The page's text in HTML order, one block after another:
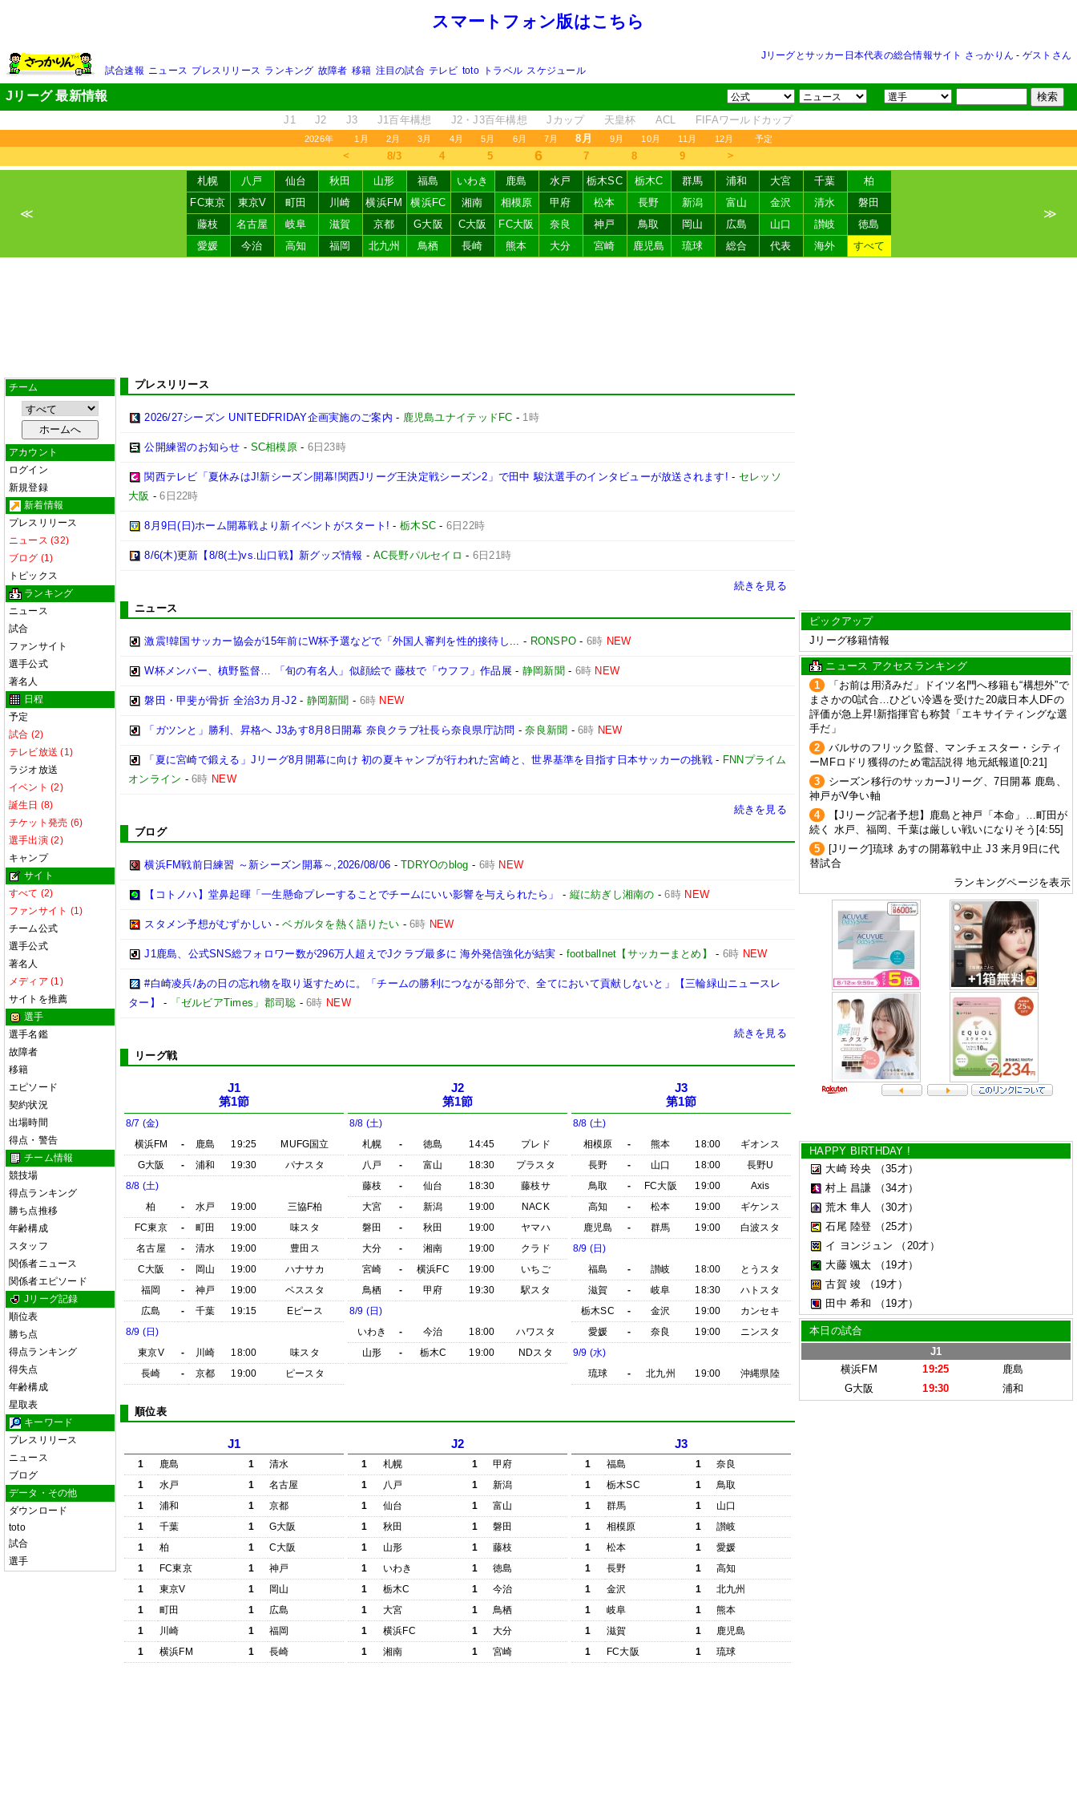
スマートフォン版はこちら
Jリーグとサッカー日本代表の総合情報サイト さっかりん - ゲストさん
試合速報 ニュース プレスリリース ランキング 故障者 移籍 注目の試合 テレビ toto トラベル スケジュール
Jリーグ 最新情報
J1 J2 J3 J1百年構想 J2・J3百年構想 Jカップ 天皇杯 ACL FIFAワールドカップ
2026年 1月 2月 3月 4月 5月 6月 7月 8月 9月 10月 11月 12月 予定
＜ 8/3 4 5 6 7 8 9 ＞
≪
札幌 八戸 仙台 秋田 山形 福島 いわき 鹿島 水戸 栃木SC 栃木C 群馬 浦和 大宮 千葉
柏
FC東京
東京V 町田 川崎 横浜FM 横浜FC 湘南 相模原 甲府 松本 長野 新潟 富山 金沢 清水
磐田
藤枝
名古屋 岐阜 滋賀 京都 G大阪 C大阪 FC大阪 奈良 神戸 鳥取 岡山 広島 山口 讃岐
徳島
愛媛
今治 高知 福岡 北九州 鳥栖 長崎 熊本 大分 宮崎 鹿児島 琉球 総合 代表 海外 すべて
≫
チーム
アカウント
ログイン
新規登録
新着情報
プレスリリース
ニュース (32)
ブログ (1)
トピックス
ランキング
ニュース
試合
ファンサイト
選手公式
著名人
日程
予定
試合 (2)
テレビ放送 (1)
ラジオ放送
イベント (2)
誕生日 (8)
チケット発売 (6)
選手出演 (2)
キャンプ
サイト
すべて (2)
ファンサイト (1)
チーム公式
選手公式
著名人
メディア (1)
サイトを推薦
選手
選手名鑑
故障者
移籍
エピソード
契約状況
出場時間
得点・警告
チーム情報
競技場
得点ランキング
勝ち点推移
年齢構成
スタッフ
関係者ニュース
関係者エピソード
Jリーグ記録
順位表
勝ち点
得点ランキング
得失点
年齢構成
星取表
キーワード
プレスリリース
ニュース
ブログ
データ・その他
ダウンロード
toto
試合
選手
プレスリリース
2026/27シーズン UNITEDFRIDAY企画実施のご案内 - 鹿児島ユナイテッドFC - 1時
公開練習のお知らせ - SC相模原- 6日23時
関西テレビ「夏休みはJ!新シーズン開幕!関西Jリーグ王決定戦シーズン2」で田中 駿汰選手のインタビューが放送されます! - セレッソ
大阪 -6日22時
8月9日(日)ホーム開幕戦より新イベントがスタート! -栃木SC - 6日22時
8/6(木)更新【8/8(土)vs.山口戦】新グッズ情報 - AC長野パルセイロ - 6日21時
続きを見る
ニュース
激震!韓国サッカー協会が15年前にW杯予選などで「外国人審判を性的接待し... - RONSPO - 6時 NEW
W杯メンバー、槙野監督… 「旬の有名人」似顔絵で 藤枝で「ウフフ」作品展 - 静岡新聞 - 6時 NEW
磐田・甲斐が骨折 全治3カ月-J2- 静岡新聞 - 6時 NEW
「ガツンと」勝利、昇格へ J3あす8月8日開幕 奈良クラブ社長ら奈良県庁訪問 -奈良新聞 -6時 NEW
「夏に宮崎で鍛える」Jリーグ8月開幕に向け 初の夏キャンプが行われた宮崎と、世界基準を目指す日本サッカーの挑戦- FNNプライム
オンライン -6時 NEW
続きを見る
ブログ
横浜FM戦前日練習 ～新シーズン開幕～,2026/08/06 -TDRYOのblog - 6時 NEW
【コトノハ】堂鼻起暉「一生懸命プレーすることでチームにいい影響を与えられたら」 - 縦に紡ぎし湘南の -6時 NEW
スタメン予想がむずかしい -ベガルタを熱く語りたい -6時 NEW
J1鹿島、公式SNS総フォロワー数が296万人超えでJクラブ最多に 海外発信強化が結実 - footballnet【サッカーまとめ】 - 6時 NEW
#白崎凌兵/あの日の忘れ物を取り返すために。「チームの勝利につながる部分で、全てにおいて貢献しないと」【三輪緑山ニュースレ
ター】
- 「ゼルビアTimes」郡司聡 -6時 NEW
続きを見る
リーグ戦
J1
第1節
8/7 (金)
横浜FM
- 鹿島 19:25
MUFG国立
G大阪
- 浦和 19:30
パナスタ
8/8 (土)
柏
- 水戸 19:00
三協F柏
FC東京
- 町田 19:00
味スタ
名古屋
- 清水 19:00
豊田ス
C大阪
- 岡山 19:00
ハナサカ
福岡
- 神戸 19:00
ベススタ
広島
- 千葉 19:15
Eピース
8/9 (日)
東京V
- 川崎 18:00
味スタ
長崎
- 京都 19:00 ピースタ
J2
第1節
8/8 (土)
札幌
- 徳島 14:45
プレド
八戸
- 富山 18:30
プラスタ
藤枝
- 仙台 18:30
藤枝サ
大宮
- 新潟 19:00
NACK
磐田
- 秋田 19:00
ヤマハ
大分
- 湘南 19:00
クラド
宮崎
- 横浜FC 19:00
いちご
鳥栖
- 甲府 19:30
駅スタ
8/9 (日)
いわき
- 今治 18:00
ハワスタ
山形
- 栃木C 19:00 NDスタ
J3
第1節
8/8 (土)
相模原
- 熊本 18:00
ギオンス
長野
- 山口 18:00
長野U
鳥取
- FC大阪 19:00
Axis
高知
- 松本 19:00
ギケンス
鹿児島
- 群馬 19:00
白波スタ
8/9 (日)
福島
- 讃岐 18:00
とうスタ
滋賀
- 岐阜 18:30
ハトスタ
栃木SC
- 金沢 19:00
カンセキ
愛媛
- 奈良 19:00
ニンスタ
9/9 (水)
琉球
- 北九州 19:00 沖縄県陸
順位表
J1
1 鹿島 1
清水
1
水戸 1
名古屋
1
浦和 1
京都
1
千葉 1
G大阪
1
柏 1
C大阪
1
FC東京 1
神戸
1
東京V 1
岡山
1
町田 1
広島
1
川崎 1
福岡
1
横浜FM 1 長崎
J2
1 札幌 1
甲府
1
八戸 1
新潟
1
仙台 1
富山
1
秋田 1
磐田
1
山形 1
藤枝
1
いわき 1
徳島
1
栃木C 1
今治
1
大宮 1
鳥栖
1
横浜FC 1
大分
1
湘南 1 宮崎
J3
1 福島 1
奈良
1
栃木SC 1
鳥取
1
群馬 1
山口
1
相模原 1
讃岐
1
松本 1
愛媛
1
長野 1
高知
1
金沢 1
北九州
1
岐阜 1
熊本
1
滋賀 1
鹿児島
1
FC大阪 1 琉球
ピックアップ
Jリーグ移籍情報
ニュース アクセスランキング
1
「お前は用済みだ」ドイツ名門へ移籍も“構想外”で
まさかの0試合…ひどい冷遇を受けた20歳日本人DFの
評価が急上昇!新指揮官も称賛「エキサイティングな選
手だ」
2
バルサのフリック監督、マンチェスター・シティ
ーMFロドリ獲得のため電話説得 地元紙報道[0:21]
3
シーズン移行のサッカーJリーグ、7日開幕 鹿島、
神戸がV争い軸
4
【Jリーグ記者予想】鹿島と神戸「本命」…町田が
続く 水戸、福岡、千葉は厳しい戦いになりそう[4:55]
5
[Jリーグ]琉球 あすの開幕戦中止 J3 来月9日に代
替試合
ランキングページを表示
HAPPY BIRTHDAY !
大崎 玲央
（35才）
村上 昌謙
（34才）
荒木 隼人
（30才）
石尾 陸登
（25才）
イ ヨンジュン
（20才）
大藤 颯太
（19才）
古賀 竣
（19才）
田中 希和
（19才）
本日の試合
J1
横浜FM
19:25
鹿島
G大阪
19:30 浦和